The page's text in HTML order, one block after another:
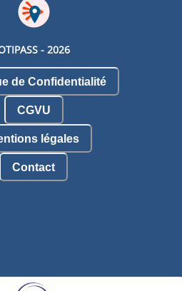
- 2026
de Confidentialité
CGVU
légales
Contact